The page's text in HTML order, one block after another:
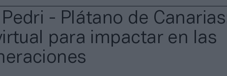
- Plátano de
para impactar en las